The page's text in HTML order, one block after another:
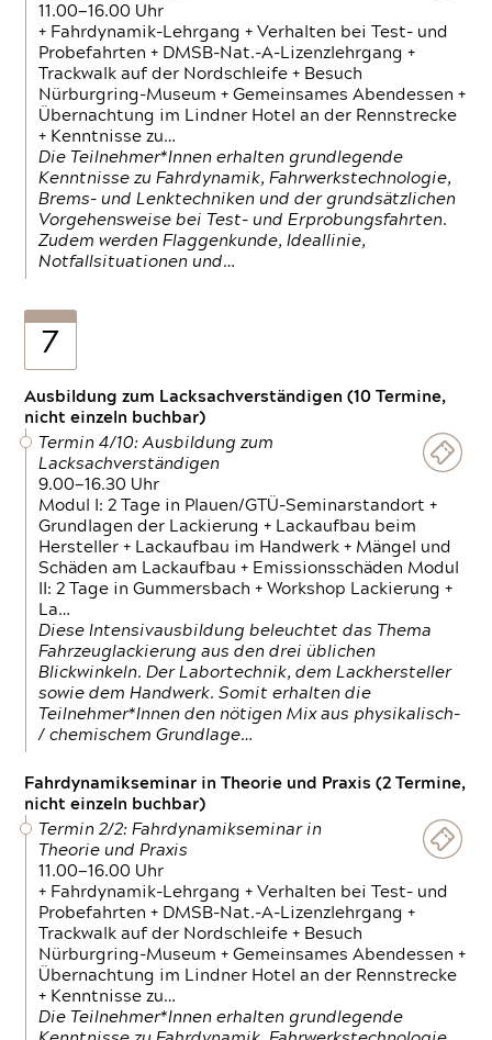
11.00—16.00 Uhr
+ Fahrdynamik-Lehrgang + Verhalten bei Test- und
Probefahrten + DMSB-Nat.-A-Lizenzlehrgang +
Trackwalk auf der Nordschleife + Besuch
Nürburgring-Museum + Gemeinsames Abendessen +
Übernachtung im Lindner Hotel an der Rennstrecke
+ Kenntnisse zu…
Die Teilnehmer*Innen erhalten grundlegende
Kenntnisse zu Fahrdynamik, Fahrwerkstechnologie,
Brems- und Lenktechniken und der grundsätzlichen
Vorgehensweise bei Test- und Erprobungsfahrten.
Zudem werden Flaggenkunde, Ideallinie,
Notfallsituationen und…
7
Ausbildung zum Lacksachverständigen (10 Termine,
nicht einzeln buchbar)
Termin 4/10: Ausbildung zum
Lacksachverständigen
9.00—16.30 Uhr
Modul I: 2 Tage in Plauen/GTÜ-Seminarstandort +
Grundlagen der Lackierung + Lackaufbau beim
Hersteller + Lackaufbau im Handwerk + Mängel und
Schäden am Lackaufbau + Emissionsschäden Modul
II: 2 Tage in Gummersbach + Workshop Lackierung +
La…
Diese Intensivausbildung beleuchtet das Thema
Fahrzeuglackierung aus den drei üblichen
Blickwinkeln. Der Labortechnik, dem Lackhersteller
sowie dem Handwerk. Somit erhalten die
Teilnehmer*Innen den nötigen Mix aus physikalisch-
/ chemischem Grundlage…
Fahrdynamikseminar in Theorie und Praxis (2 Termine,
nicht einzeln buchbar)
Termin 2/2: Fahrdynamikseminar in
Theorie und Praxis
11.00—16.00 Uhr
+ Fahrdynamik-Lehrgang + Verhalten bei Test- und
Probefahrten + DMSB-Nat.-A-Lizenzlehrgang +
Trackwalk auf der Nordschleife + Besuch
Nürburgring-Museum + Gemeinsames Abendessen +
Übernachtung im Lindner Hotel an der Rennstrecke
+ Kenntnisse zu…
Die Teilnehmer*Innen erhalten grundlegende